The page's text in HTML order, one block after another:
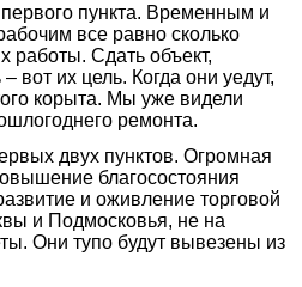
пункта. Временным и
все равно сколько
работы. Сдать объект,
вот их цель. Когда они уедут,
корыта. Мы уже видели
ремонта.
двух пунктов. Огромная
благосостояния
и оживление торговой
и Подмосковья, не на
Они тупо будут вывезены из